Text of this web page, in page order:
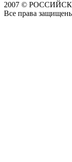
2007 ©
Все права